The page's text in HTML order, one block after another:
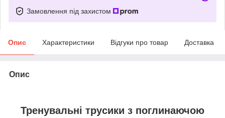
Замовлення під захистом
Опис Характеристики Відгуки про товар Доставка
Опис
Тренувальні трусики з поглинаючою